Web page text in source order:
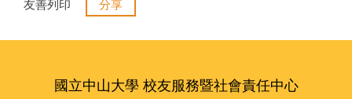
友善列印 分享
國立中山大學 校友服務暨社會責任中心